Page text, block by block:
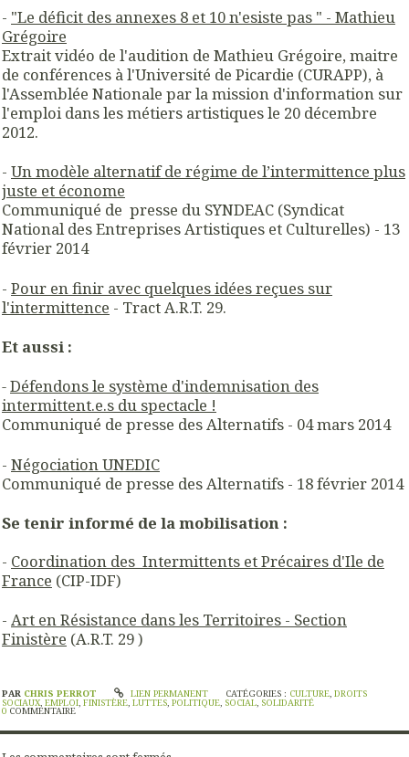
- "Le déficit des annexes 8 et 10 n'esiste pas " - Mathieu
Grégoire
Extrait vidéo de l'audition de Mathieu Grégoire, maitre
de conférences à l'Université de Picardie (CURAPP), à
l'Assemblée Nationale par la mission d'information sur
l'emploi dans les métiers artistiques le 20 décembre
2012.
- Un modèle alternatif de régime de l’intermittence plus
juste et économe
Communiqué de presse du SYNDEAC (Syndicat
National des Entreprises Artistiques et Culturelles) - 13
février 2014
- Pour en finir avec quelques idées reçues sur
l'intermittence - Tract A.R.T. 29.
Et aussi :
-Défendons le système d'indemnisation des
intermittent.e.s du spectacle !
Communiqué de presse des Alternatifs - 04 mars 2014
- Négociation UNEDIC
Communiqué de presse des Alternatifs - 18 février 2014
Se tenir informé de la mobilisation :
- Coordination des Intermittents et Précaires d'Ile de
France (CIP-IDF)
- Art en Résistance dans les Territoires - Section
Finistère (A.R.T. 29 )
PAR CHRIS PERROT LIEN PERMANENT CATÉGORIES : CULTURE,DROITS
SOCIAUX, EMPLOI, FINISTÈRE, LUTTES, POLITIQUE, SOCIAL, SOLIDARITÉ
0 COMMENTAIRE